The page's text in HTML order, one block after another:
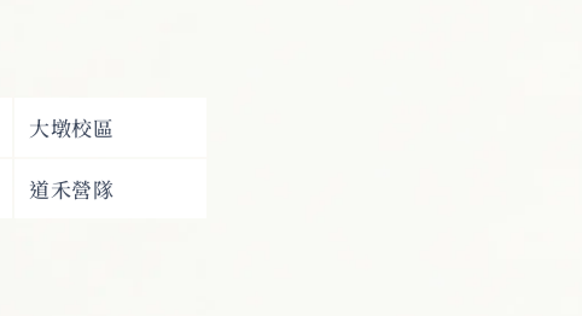
大墩校區
道禾營隊